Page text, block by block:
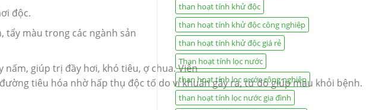
độc.
màu trong các ngành sản
giúp trị đầy hơi, khó tiêu, ợ chua. Viên
tiêu hóa nhờ hấp thụ độc tố do vi khuẩn gây ra, từ đó giúp mau khỏi bệnh.
than hoạt tính khử độc
than hoạt tính khử độc công nghiệp
than hoạt tính khử độc giá rẻ
Than hoạt tính lọc nước
than hoạt tính lọc nước công nghiệp
than hoạt tính lọc nước gia đình